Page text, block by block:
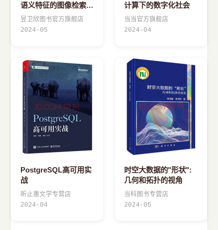
语义特征的图像检索技
术
昱卫欣图书官方旗舰店
2024-05
计算下的数字化社会
当当官方旗舰店
2024-04
PostgreSQL高可用实
战
昕止惠文学专营店
2024-04
时空大数据的"形状":
几何和拓扑的视角
当科图书专营店
2024-05